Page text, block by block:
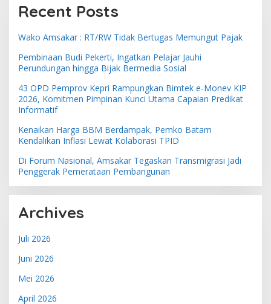
Recent Posts
Wako Amsakar : RT/RW Tidak Bertugas Memungut Pajak
Pembinaan Budi Pekerti, Ingatkan Pelajar Jauhi
Perundungan hingga Bijak Bermedia Sosial
43 OPD Pemprov Kepri Rampungkan Bimtek e-Monev KIP
2026, Komitmen Pimpinan Kunci Utama Capaian Predikat
Informatif
Kenaikan Harga BBM Berdampak, Pemko Batam
Kendalikan Inflasi Lewat Kolaborasi TPID
Di Forum Nasional, Amsakar Tegaskan Transmigrasi Jadi
Penggerak Pemerataan Pembangunan
Archives
Juli 2026
Juni 2026
Mei 2026
April 2026